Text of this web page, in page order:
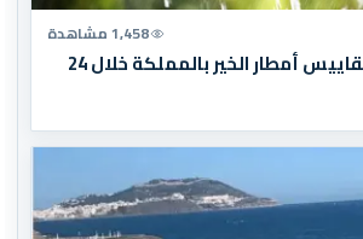
1,458 مشاهدة
في عز الصيف.. مقاييس أمطار الخير بالمملكة خلال 24